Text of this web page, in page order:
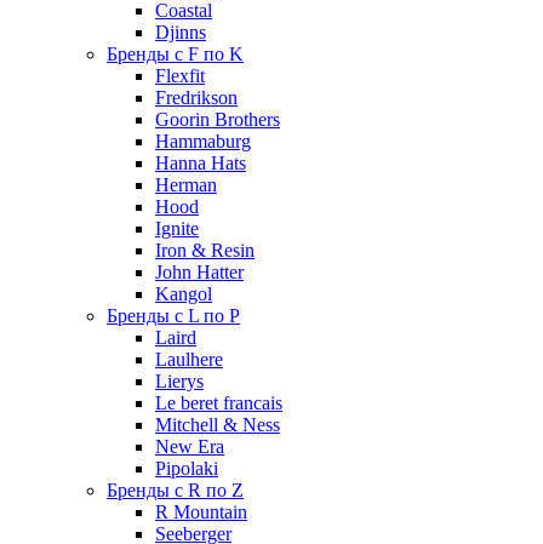
Coastal
Djinns
Бренды с F по K
Flexfit
Fredrikson
Goorin Brothers
Hammaburg
Hanna Hats
Herman
Hood
Ignite
Iron & Resin
John Hatter
Kangol
Бренды с L по P
Laird
Laulhere
Lierys
Le beret francais
Mitchell & Ness
New Era
Pipolaki
Бренды с R по Z
R Mountain
Seeberger